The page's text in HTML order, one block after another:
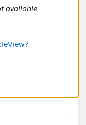
available